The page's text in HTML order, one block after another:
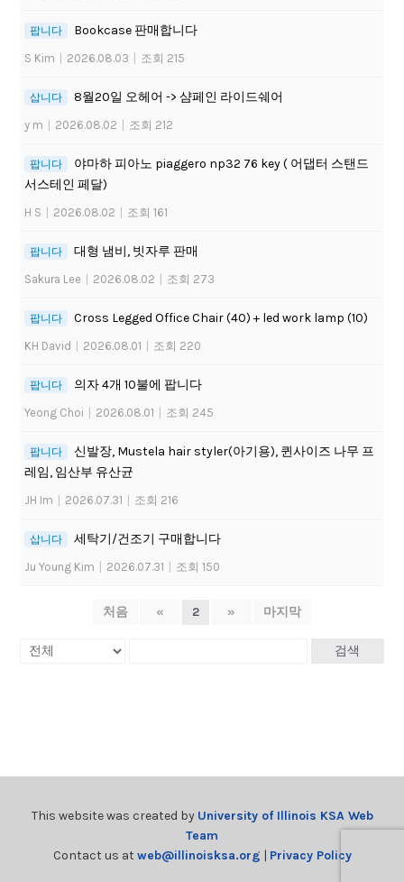
팝니다 Bookcase 판매합니다
S Kim 2026.08.03 조회 215
삽니다 8월20일 오헤어 -> 샴페인 라이드쉐어
y m 2026.08.02 조회 212
팝니다
야마하 피아노 piaggero np32 76 key ( 어댑터 스탠드
서스테인 페달)
H S 2026.08.02 조회 161
팝니다 대형 냄비, 빗자루 판매
Sakura Lee 2026.08.02 조회 273
팝니다 Cross Legged Office Chair (40) + led work lamp (10)
KH David 2026.08.01 조회 220
팝니다 의자 4개 10불에 팝니다
Yeong Choi 2026.08.01 조회 245
팝니다
신발장, Mustela hair styler(아기용), 퀸사이즈 나무 프
레임, 임산부 유산균
JH Im 2026.07.31 조회 216
삽니다 세탁기/건조기 구매합니다
Ju Young Kim 2026.07.31 조회 150
처음 « 2 » 마지막
검색
This website was created by University of Illinois KSA Web
Team
Contact us at web@illinoisksa.org | Privacy Policy